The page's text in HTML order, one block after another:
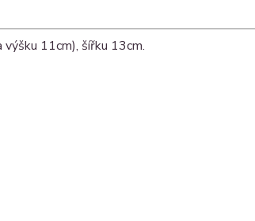
výšku 11cm), šířku 13cm.